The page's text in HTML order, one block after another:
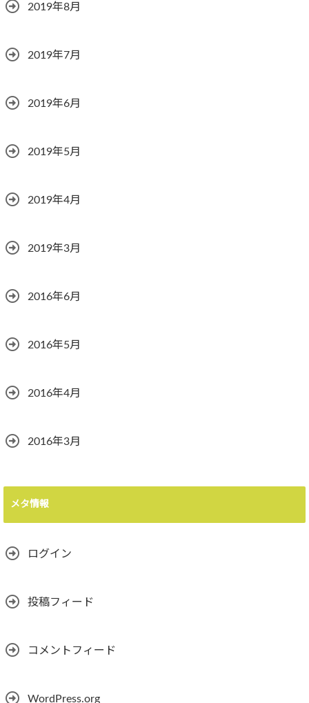
2019年8月
2019年7月
2019年6月
2019年5月
2019年4月
2019年3月
2016年6月
2016年5月
2016年4月
2016年3月
メタ情報
ログイン
投稿フィード
コメントフィード
WordPress.org